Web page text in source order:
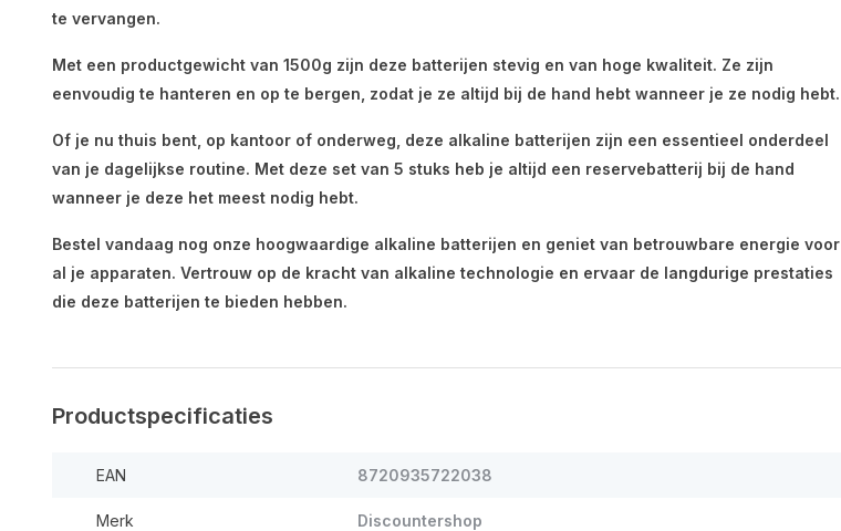
te vervangen.
Met een productgewicht van 1500g zijn deze batterijen stevig en van hoge kwaliteit. Ze zijn
eenvoudig te hanteren en op te bergen, zodat je ze altijd bij de hand hebt wanneer je ze nodig hebt.
Of je nu thuis bent, op kantoor of onderweg, deze alkaline batterijen zijn een essentieel onderdeel
van je dagelijkse routine. Met deze set van 5 stuks heb je altijd een reservebatterij bij de hand
wanneer je deze het meest nodig hebt.
Bestel vandaag nog onze hoogwaardige alkaline batterijen en geniet van betrouwbare energie voor
al je apparaten. Vertrouw op de kracht van alkaline technologie en ervaar de langdurige prestaties
die deze batterijen te bieden hebben.
Productspecificaties
EAN 8720935722038
Merk Discountershop